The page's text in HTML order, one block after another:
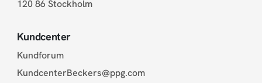
120 86 Stockholm
Kundcenter
Kundforum
KundcenterBeckers@ppg.com